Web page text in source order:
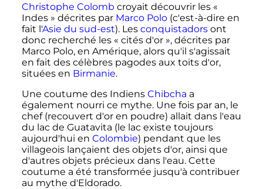
Christophe Colomb croyait découvrir les «
Indes » décrites par Marco Polo(c'est-à-dire en
fait l'Asie du sud-est). Les conquistadorsont
donc recherché les « cités d'or », décrites par
Marco Polo, en Amérique, alors qu'il s'agissait
en fait des célèbres pagodes aux toits d'or,
situées en Birmanie.
Une coutume des Indiens Chibcha a
également nourri ce mythe. Une fois par an, le
chef (recouvert d'or en poudre) allait dans l'eau
du lac de Guatavita (le lac existe toujours
aujourd'hui en Colombie) pendant que les
villageois lançaient des objets d'or, ainsi que
d'autres objets précieux dans l'eau. Cette
coutume a été transformée jusqu'à contribuer
au mythe d'Eldorado.